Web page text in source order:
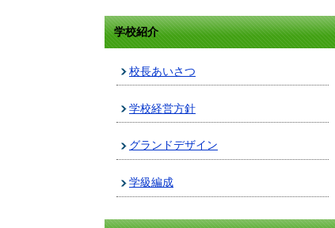
学校紹介
校長あいさつ
学校経営方針
グランドデザイン
学級編成